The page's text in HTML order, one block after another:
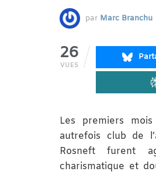
par Marc Branchu
26
VUES
Les premiers
autrefois club de
Rosneft furent
charismatique et